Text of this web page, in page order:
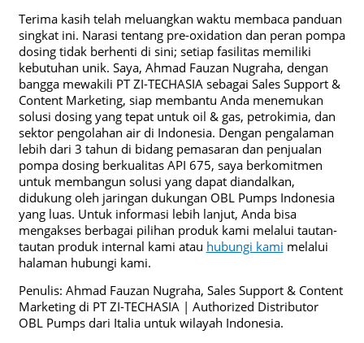
Terima kasih telah meluangkan waktu membaca panduan
singkat ini. Narasi tentang pre-oxidation dan peran pompa
dosing tidak berhenti di sini; setiap fasilitas memiliki
kebutuhan unik. Saya, Ahmad Fauzan Nugraha, dengan
bangga mewakili PT ZI-TECHASIA sebagai Sales Support &
Content Marketing, siap membantu Anda menemukan
solusi dosing yang tepat untuk oil & gas, petrokimia, dan
sektor pengolahan air di Indonesia. Dengan pengalaman
lebih dari 3 tahun di bidang pemasaran dan penjualan
pompa dosing berkualitas API 675, saya berkomitmen
untuk membangun solusi yang dapat diandalkan,
didukung oleh jaringan dukungan OBL Pumps Indonesia
yang luas. Untuk informasi lebih lanjut, Anda bisa
mengakses berbagai pilihan produk kami melalui tautan-
tautan produk internal kami atau hubungi kami melalui
halaman hubungi kami.
Penulis: Ahmad Fauzan Nugraha, Sales Support & Content
Marketing di PT ZI-TECHASIA | Authorized Distributor
OBL Pumps dari Italia untuk wilayah Indonesia.